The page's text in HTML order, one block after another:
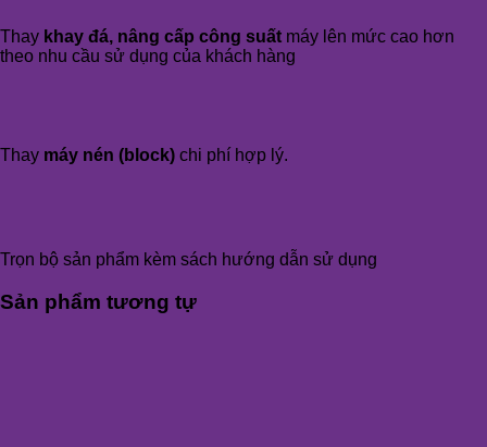
Thay khay đá, nâng cấp công suất máy lên mức cao hơn
theo nhu cầu sử dụng của khách hàng
Thay máy nén (block) chi phí hợp lý.
Trọn bộ sản phẩm kèm sách hướng dẫn sử dụng
Sản phẩm tương tự